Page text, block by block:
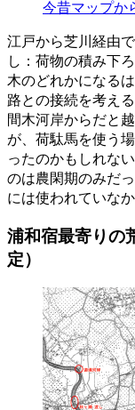
今昔マップ
江戸から芝川経由
し：荷物の積み下
木のどれかになる
路との接続を考える
間木河岸からだと
が、荷駄馬を使う
ったのかもしれな
のは農閑期のみだ
には使われていな
浦和宿最寄りの
定）